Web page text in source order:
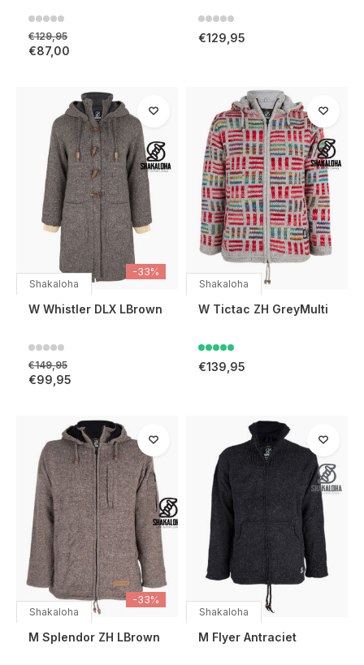
€129,95
€87,00
€129,95
-33%
Shakaloha
W Whistler DLX LBrown
€149,95
€99,95
Shakaloha
W Tictac ZH GreyMulti
€139,95
-33%
Shakaloha
M Splendor ZH LBrown
Shakaloha
M Flyer Antraciet